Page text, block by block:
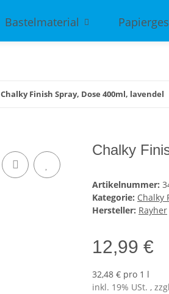
Bastelmaterial
Chalky Finish Spray, Dose 400ml, lavendel
Chalky
Artikelnummer:
Kategorie: Chalky
Hersteller: Rayher
12,99 €
32,48 € pro 1 l
inkl. 19% USt. ,